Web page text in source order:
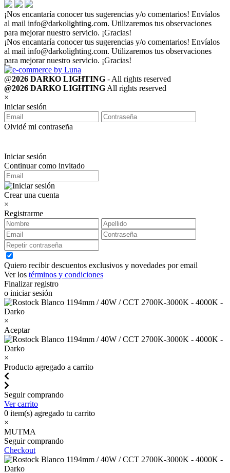
¡Nos encantaría conocer tus sugerencias y/o comentarios! Envíalos
al mail info@darkolighting.com. Utilizaremos tus observaciones
para mejorar nuestro servicio. ¡Gracias!
¡Nos encantaría conocer tus sugerencias y/o comentarios! Envíalos
al mail info@darkolighting.com. Utilizaremos tus observaciones
para mejorar nuestro servicio. ¡Gracias!
@2026 DARKO LIGHTING - All rights reserved
@2026 DARKO LIGHTINGAll rights reserved
×
Iniciar sesión
Olvidé mi contraseña
Iniciar sesión
Continuar como invitado
Crear una cuenta
×
Registrarme
Quiero recibir descuentos exclusivos y novedades por email
Ver los términos y condiciones
Finalizar registro
o iniciar sesión
×
Aceptar
×
Producto agregado a carrito
Seguir comprando
Ver carrito
0 item(s) agregado tu carrito
×
MUTMA
Seguir comprando
Checkout